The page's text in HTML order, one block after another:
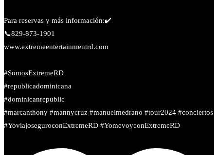
Para reservas y más información:✔️
📞829-873-1901
www.extremeentertainmentrd.com
#SomosExtremeRD
#republicadominicana
#dominicanrepublic
#marcanthony #mannycruz #manuelmedrano #tour2024 #conciertos
#YoviajoseguroconExtremeRD #YomevoyconExtremeRD